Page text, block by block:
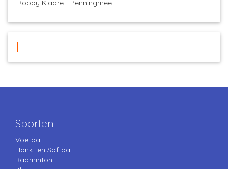
Robby Klaare - Penningmee
Sporten
Voetbal
Honk- en Softbal
Badminton